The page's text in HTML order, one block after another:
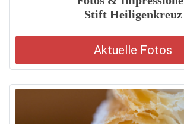
Stift Heiligenkreuz
Aktuelle Fotos